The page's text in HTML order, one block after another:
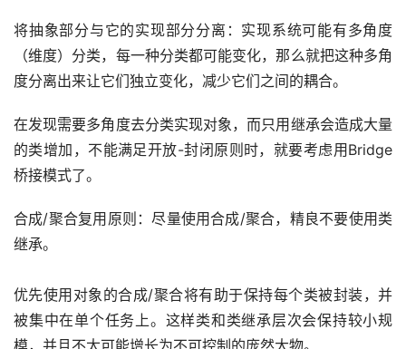
将抽象部分与它的实现部分分离：实现系统可能有多角度
（维度）分类，每一种分类都可能变化，那么就把这种多角
度分离出来让它们独立变化，减少它们之间的耦合。
在发现需要多角度去分类实现对象，而只用继承会造成大量
的类增加，不能满足开放-封闭原则时，就要考虑用Bridge
桥接模式了。
合成/聚合复用原则：尽量使用合成/聚合，精良不要使用类
继承。
优先使用对象的合成/聚合将有助于保持每个类被封装，并
被集中在单个任务上。这样类和类继承层次会保持较小规
模，并且不太可能增长为不可控制的庞然大物。